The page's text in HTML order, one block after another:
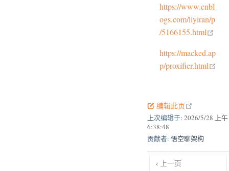
https://www.cnbl
ogs.com/liyiran/p
/5166155.html
https://macked.ap
p/proxifier.html
编辑此页
上次编辑于: 2026/5/28 上午
6:38:48
贡献者: 悟空聊架构
上一页